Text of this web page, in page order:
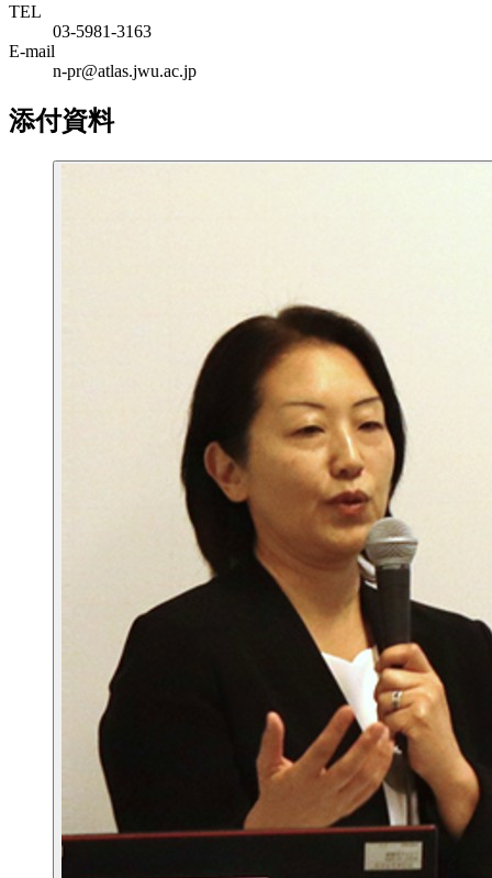
TEL
03-5981-3163
E-mail
n-pr@atlas.jwu.ac.jp
添付資料